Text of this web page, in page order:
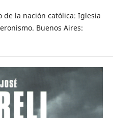
de la nación católica: Iglesia
Buenos Aires: